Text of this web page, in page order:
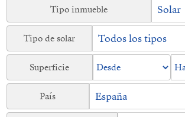
Tipo inmueble
Tipo de solar
Superficie
País